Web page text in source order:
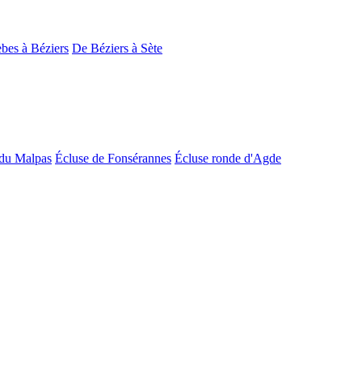
à Béziers De Béziers à Sète
Malpas Écluse de Fonsérannes Écluse ronde d'Agde